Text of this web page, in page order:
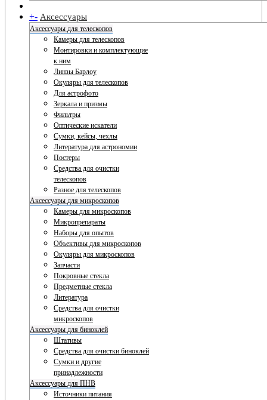
+- Аксессуары
Аксессуары для телескопов
Камеры для телескопов
Монтировки и комплектующие
к ним
Линзы Барлоу
Окуляры для телескопов
Для астрофото
Зеркала и призмы
Фильтры
Оптические искатели
Сумки, кейсы, чехлы
Литература для астрономии
Постеры
Средства для очистки
телескопов
Разное для телескопов
Аксессуары для микроскопов
Камеры для микроскопов
Микропрепараты
Наборы для опытов
Объективы для микроскопов
Окуляры для микроскопов
Запчасти
Покровные стекла
Предметные стекла
Литература
Средства для очистки
микроскопов
Аксессуары для биноклей
Штативы
Средства для очистки биноклей
Сумки и другие
принадлежности
Аксессуары для ПНВ
Источники питания